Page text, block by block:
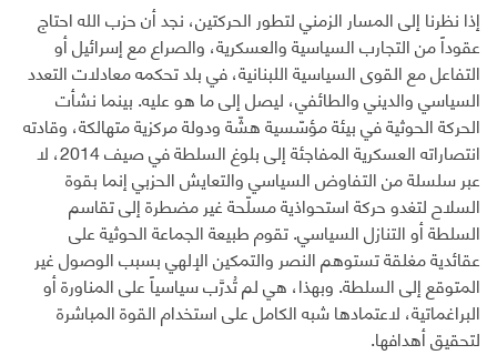
إذا نظرنا إلى المسار الزمني لتطور الحركتين، نجد أن حزب الله احتاج
عقوداً من التجارب السياسية والعسكرية، والصراع مع إسرائيل أو
التفاعل مع القوى السياسية اللبنانية، في بلد تحكمه معادلات التعدد
السياسي والديني والطائفي، ليصل إلى ما هو عليه. بينما نشأت
الحركة الحوثية في بيئة مؤسّسية هشّة ودولة مركزية متهالكة، وقادته
انتصاراته العسكرية المفاجئة إلى بلوغ السلطة في صيف 2014، لا
عبر سلسلة من التفاوض السياسي والتعايش الحزبي إنما بقوة
السلاح لتغدو حركة استحواذية مسلّحة غير مضطرة إلى تقاسم
السلطة أو التنازل السياسي. تقوم طبيعة الجماعة الحوثية على
عقائدية مغلقة تستوهم النصر والتمكين الإلهي بسبب الوصول غير
المتوقع إلى السلطة. وبهذا، هي لم تُدرَّب سياسياً على المناورة أو
البراغماتية، لاعتمادها شبه الكامل على استخدام القوة المباشرة
لتحقيق أهدافها.